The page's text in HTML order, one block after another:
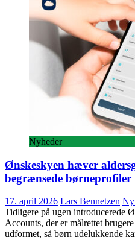
Nyheder
Ønskeskyen hæver
begrænsede børneprofiler
17. april 2026 Lars Bennetzen
Tidligere på ugen introducerede
Accounts, der er målrettet
udformet, så børn udelukkende